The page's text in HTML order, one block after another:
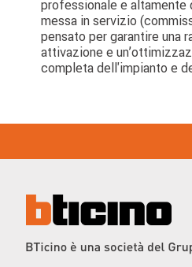
professionale e altamente
messa in servizio
pensato per garantire una
attivazione e
completa dell'impianto e